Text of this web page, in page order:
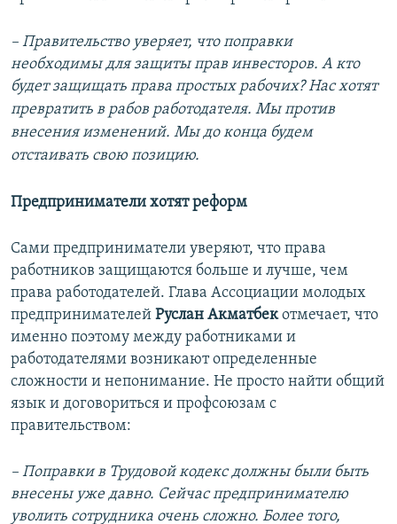
– Правительство уверяет, что поправки
необходимы для защиты прав инвесторов. А кто
будет защищать права простых рабочих? Нас хотят
превратить в рабов работодателя. Мы против
внесения изменений. Мы до конца будем
отстаивать свою позицию.
Предприниматели хотят реформ
Сами предприниматели уверяют, что права
работников защищаются больше и лучше, чем
права работодателей. Глава Ассоциации молодых
предпринимателей Руслан Акматбекотмечает, что
именно поэтому между работниками и
работодателями возникают определенные
сложности и непонимание. Не просто найти общий
язык и договориться и профсоюзам с
правительством:
– Поправки в Трудовой кодекс должны были быть
внесены уже давно. Сейчас предпринимателю
уволить сотрудника очень сложно. Более того,